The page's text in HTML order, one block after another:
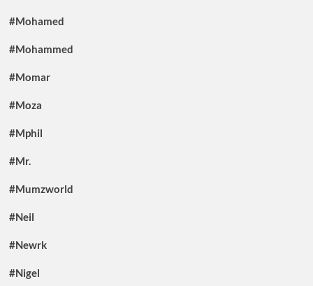
#Mohamed
#Mohammed
#Momar
#Moza
#Mphil
#Mr.
#Mumzworld
#Neil
#Newrk
#Nigel